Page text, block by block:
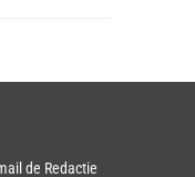
de Redactie